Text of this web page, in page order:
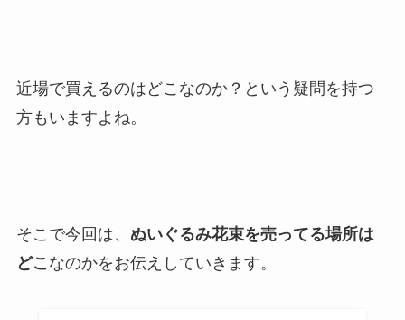
近場で買えるのはどこなのか？という疑問を持つ
方もいますよね。
そこで今回は、 ぬいぐるみ花束を売ってる場所は
どこ なのかをお伝えしていきます。